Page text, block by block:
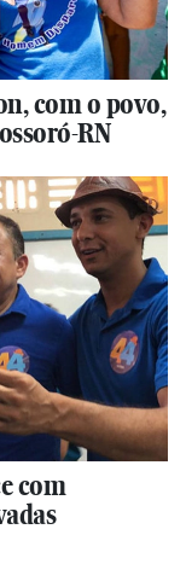
com o povo,
RN
com